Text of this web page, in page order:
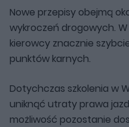
Nowe przepisy obejmą
wykroczeń drogowych.
kierowcy znacznie
punktów karnych.
Dotychczas szkolenia w
uniknąć utraty prawa
możliwość pozostanie